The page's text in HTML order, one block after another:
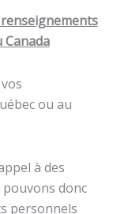
ou au
à des
donc
personnels